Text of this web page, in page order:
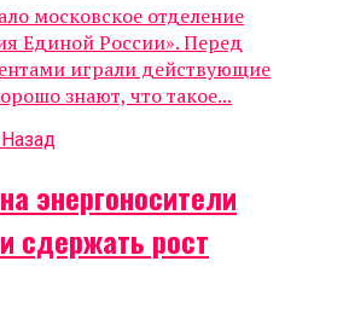
московское отделение
Единой России». Перед
играли действующие
знают, что такое...
энергоносители
сдержать рост